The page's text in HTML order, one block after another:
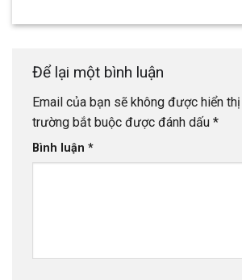
Để lại một bình luận
Email của bạn sẽ không được hiển
trường bắt buộc được đánh dấu *
Bình luận *